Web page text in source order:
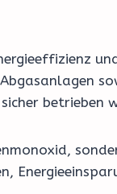
betrieben